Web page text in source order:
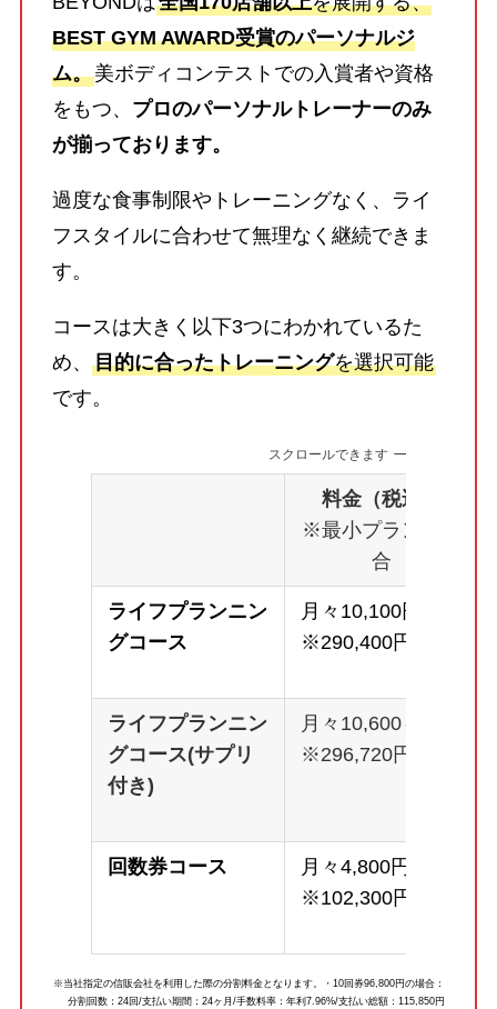
BEST GYM AWARD受賞のパーソナルジ
ム。美ボディコンテストでの入賞者や資格
をもつ、 プロのパーソナルトレーナーのみ
が揃っております。
過度な食事制限やトレーニングなく、ライ
フスタイルに合わせて無理なく継続できま
す。
コースは大きく以下3つにわかれているた
め、 目的に合ったトレーニングを選択可能
です。
スクロールできます
料金（税込）
※最小プランの場
合
ライフプランニン
グコース
月々10,100円～
※290,400円
ライフプランニン
グコース(サプリ
付き)
月々10,600～
※296,720円
回数券コース
月々4,800円～
※102,300円
※当社指定の信販会社を利用した際の分割料金となります。・10回券96,800円の場合：
分割回数：24回/支払い期間：24ヶ月/手数料率：年利7.96%/支払い総額：115,850円